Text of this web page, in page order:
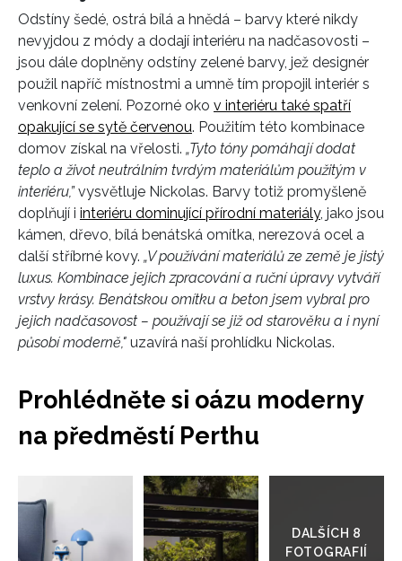
INFORMACE
Odstíny šedé, ostrá bílá a hnědá – barvy které nikdy
nevyjdou z módy a dodají interiéru na nadčasovosti –
jsou dále doplněny odstíny zelené barvy, jež designér
použil napříč místnostmi a umně tím propojil interiér s
venkovní zelení. Pozorné oko v interiéru také spatří
opakující se sytě červenou. Použitím této kombinace
domov získal na vřelosti. „Tyto tóny pomáhají dodat
teplo a život neutrálním tvrdým materiálům použitým v
interiéru,”vysvětluje Nickolas. Barvy totiž promyšleně
doplňují i interiéru dominující přírodní materiály, jako jsou
kámen, dřevo, bílá benátská omítka, nerezová ocel a
další stříbrné kovy. „V používání materiálů ze země je jistý
luxus. Kombinace jejich zpracování a ruční úpravy vytváří
vrstvy krásy. Benátskou omítku a beton jsem vybral pro
jejich nadčasovost – používají se již od starověku a i nyní
působí moderně," uzavírá naší prohlídku Nickolas.
Prohlédněte si oázu moderny
na předměstí Perthu
galerie